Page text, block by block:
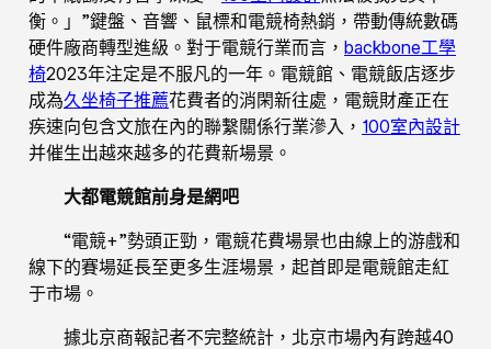
衡。」”鍵盤、音響、鼠標和電競椅熱銷，帶動傳統數碼
硬件廠商轉型進級。對于電競行業而言， backbone工學
椅2023年注定是不服凡的一年。電競館、電競飯店逐步
成為久坐椅子推薦花費者的消閑新往處，電競財產正在
疾速向包含文旅在內的聯繫關係行業滲入， 100室內設計
并催生出越來越多的花費新場景。
大都電競館前身是網吧
“電競+”勢頭正勁，電競花費場景也由線上的游戲和
線下的賽場延長至更多生涯場景，起首即是電競館走紅
于市場。
據北京商報記者不完整統計，北京市場內有跨越40